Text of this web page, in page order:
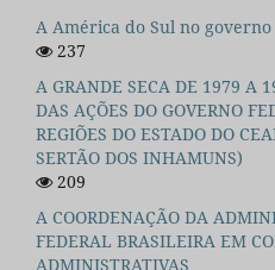
A América do Sul no governo
237
A GRANDE SECA DE 1979 A
DAS AÇÕES DO GOVERNO
REGIÕES DO ESTADO DO
SERTÃO DOS INHAMUNS)
209
A COORDENAÇÃO DA
FEDERAL BRASILEIRA EM
ADMINISTRATIVAS